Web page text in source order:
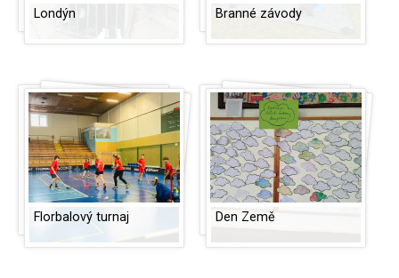
Londýn Branné závody
Florbalový turnaj Den Země